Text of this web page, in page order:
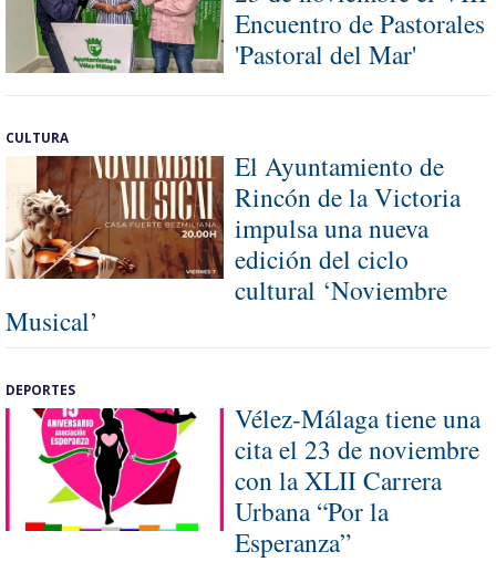
Encuentro de Pastorales
'Pastoral del Mar'
CULTURA
El Ayuntamiento de
Rincón de la Victoria
impulsa una nueva
edición del ciclo
cultural ‘Noviembre
Musical’
DEPORTES
Vélez-Málaga tiene una
cita el 23 de noviembre
con la XLII Carrera
Urbana “Por la
Esperanza”